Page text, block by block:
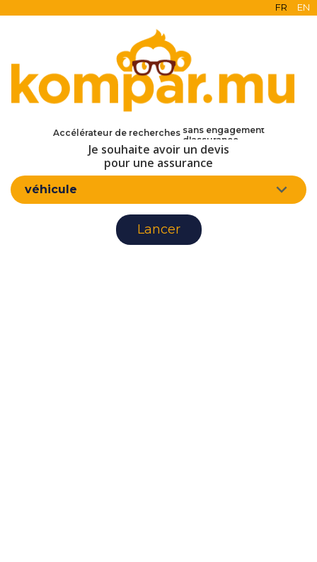
FR EN
Accélérateur de recherches
en ligne
d'assurance
Je souhaite avoir un devis
pour une assurance
véhicule
Lancer